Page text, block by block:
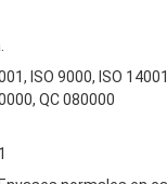
ISO 9000, ISO
QC 080000
1